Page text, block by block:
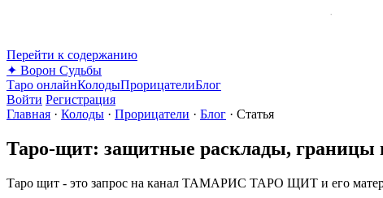
Перейти к содержанию
✦ Ворон Судьбы
Таро онлайнКолодыПрорицателиБлог
Войти Регистрация
Главная · Колоды · Прорицатели · Блог · Статья
Таро-щит: защитные расклады, границы
Таро щит - это запрос на канал ТАМАРИС ТАРО ЩИТ и его